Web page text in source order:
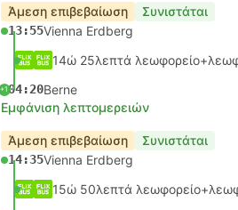
Άμεση επιβεβαίωση Συνιστάται
13:55Vienna Erdberg
+104:20Berne
Εμφάνιση λεπτομερειών
Άμεση επιβεβαίωση Συνιστάται
14:35Vienna Erdberg